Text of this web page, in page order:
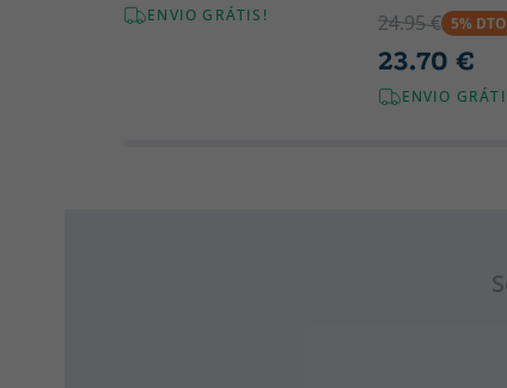
ENVIO GRÁTIS!
24.95 € 5% DTO
23.70 €
ENVIO